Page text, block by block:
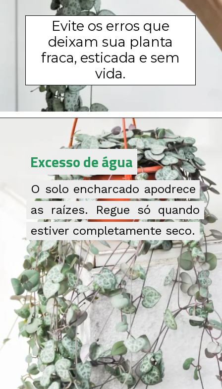
Evite os erros que
deixam sua planta
fraca, esticada e sem
vida.
Excesso de água
Excesso de água
O solo encharcado apodrece
as raízes. Regue só quando
estiver completamente seco.
O solo encharcado apodrece
as raízes. Regue só quando
estiver completamente seco.